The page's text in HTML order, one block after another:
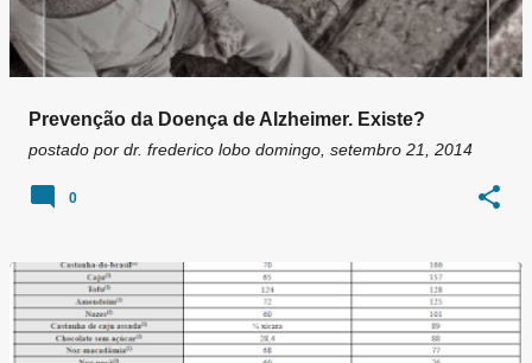
Prevenção da Doença de Alzheimer. Existe?
postado por dr. frederico lobo domingo, setembro 21, 2014
0